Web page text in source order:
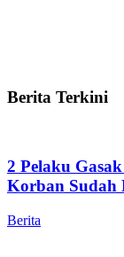
Berita Terkini
2 Pelaku
Korban Sudah
Berita